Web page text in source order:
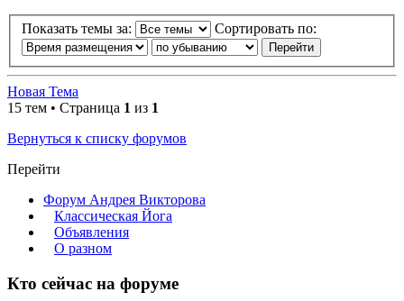
Показать темы за: Сортировать по:
Новая Тема
15 тем • Страница 1 из 1
Вернуться к списку форумов
Перейти
Форум Андрея Викторова
Классическая Йога
Объявления
О разном
Кто сейчас на форуме